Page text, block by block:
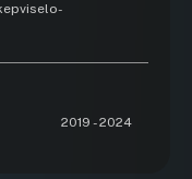
2019 - 2024